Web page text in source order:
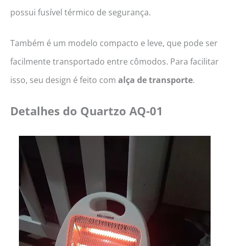
possui fusível térmico de segurança.
Também é um modelo compacto e leve, que pode ser
facilmente transportado entre cômodos. Para facilitar
isso, seu design é feito com alça de transporte.
Detalhes do Quartzo AQ-01